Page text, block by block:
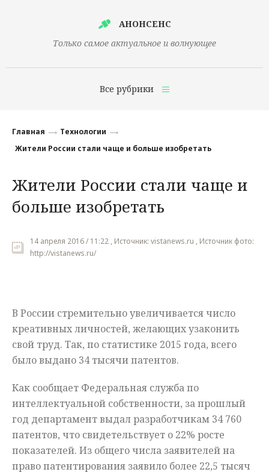
АНОНСЕНС
Только самое актуальное и волнующее
Все рубрики
Финансы
Наука
Культура
Общество
Происшествия
Главная
Технологии
Жители России стали чаще и больше изобретать
Жители России стали чаще и
больше изобретать
14 апреля 2016 / 11:22 , Источник: vistanews.ru , Источник фото:
http://vistanews.ru/
В России стремительно увеличивается число
креативных личностей, желающих узаконить
свой труд. Так, по статистике 2015 года, всего
было выдано 34 тысячи патентов.
Как сообщает Федеральная служба по
интеллектуальной собственности, за прошлый
год департамент выдал разработчикам 34 760
патентов, что свидетельствует о 22% росте
показателей. Из общего числа заявителей на
право патентирования заявило более 22,5 тысяч